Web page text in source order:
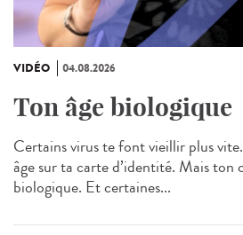
VIDÉO 04.08.2026
Ton âge biologique
Certains virus te font vieillir plus
âge sur ta carte d’identité. Mais ton
biologique. Et certaines...